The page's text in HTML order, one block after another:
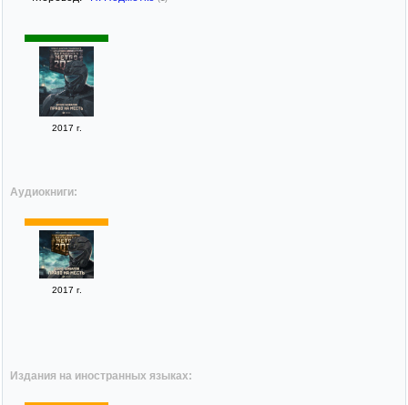
2017 г.
Аудиокниги:
2017 г.
Издания на иностранных языках: